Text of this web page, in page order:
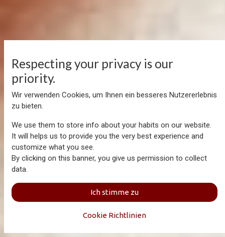
Respecting your privacy is our
priority.
Wir verwenden Cookies, um Ihnen ein besseres Nutzererlebnis
zu bieten.
We use them to store info about your habits on our website.
It will helps us to provide you the very best experience and
customize what you see.
By clicking on this banner, you give us permission to collect
data.
Ich stimme zu
Cookie Richtlinien